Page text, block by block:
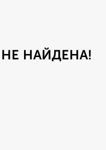
НАЙДЕНА!